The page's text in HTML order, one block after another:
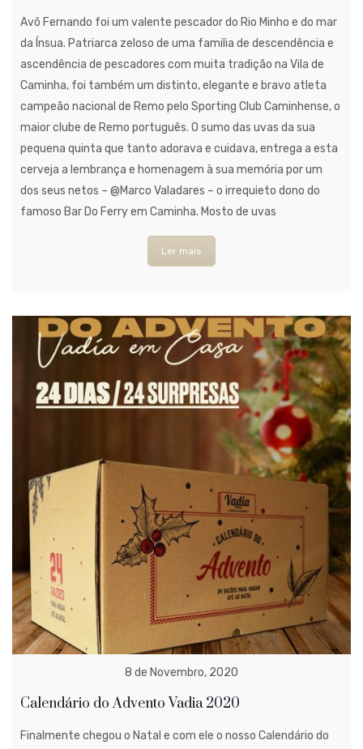
Avô Fernando foi um valente pescador do Rio Minho e do mar
da Ínsua. Patriarca zeloso de uma familia de descendência e
ascendência de pescadores com muita tradição na Vila de
Caminha, foi também um distinto, elegante e bravo atleta
campeão nacional de Remo pelo Sporting Club Caminhense, o
maior clube de Remo português. O sumo das uvas da sua
pequena quinta que tanto adorava e cuidava, entrega a esta
cerveja a lembrança e homenagem à sua memória por um
dos seus netos – @Marco Valadares – o irrequieto dono do
famoso Bar Do Ferry em Caminha. Mosto de uvas
Ler mais
8 de Novembro, 2020
Calendário do Advento Vadia 2020
Finalmente chegou o Natal e com ele o nosso Calendário do